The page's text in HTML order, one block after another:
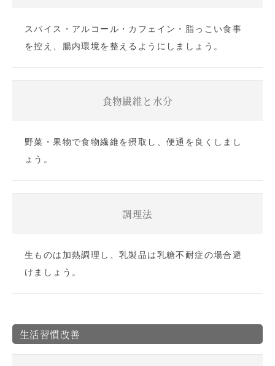
スパイス・アルコール・カフェイン・脂っこい食事
を控え、腸内環境を整えるようにしましょう。
食物繊維と水分
野菜・果物で食物繊維を摂取し、便通を良くしまし
ょう。
調理法
生ものは加熱調理し、乳製品は乳糖不耐症の場合避
けましょう。
生活習慣改善